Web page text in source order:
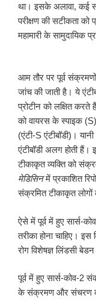
था। इसके अलावा, कई
परीक्षण की सटीकता को
महामारी के सामुदायिक
आम तौर पर पूर्व
जांच की जाती है। ये
प्रोटीन को लक्षित करते
को वायरस के स्पाइक
(एंटी-S एंटीबॉडी)।
एंटीबॉडी अलग होती
टीकाकृत व्यक्ति को
मेडिसिनमें प्रकाशित
संक्रमित टीकाकृत
ऐसे में पूर्व में हुए सार्स-
तरीका होना चाहिए।
रोग विशेषज्ञ लिंडसी
पूर्व में हुए सार्स-कोव-2
के संक्रमण और संचरण की